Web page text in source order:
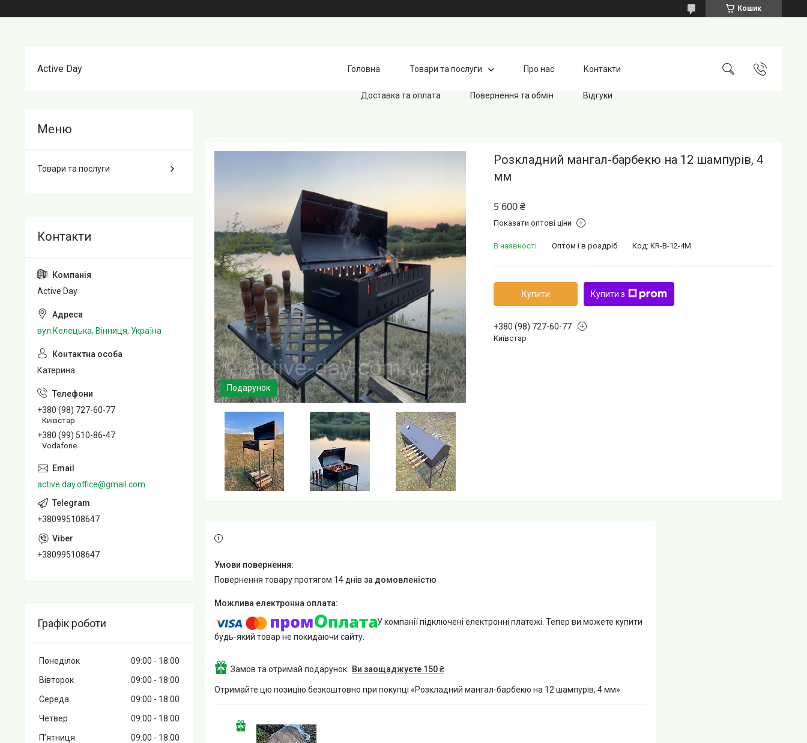
Кошик
Active Day Головна Товари та послуги Про нас Контакти
Доставка та оплата Повернення та обмін Відгуки
Подарунок
Розкладний мангал-барбекю на 12 шампурів, 4
мм
5 600 ₴
Показати оптові ціни
В наявності Оптом і в роздріб Код: KR-B-12-4M
Купити Купити з
+380 (98) 727-60-77
Київстар
повернення товару протягом 14 днів за домовленістю
У компанії підключені електронні платежі. Тепер ви можете купити
будь-який товар не покидаючи сайту.
Замов та отримай подарунок Ви заощаджуєте 150 ₴
Отримайте цю позицію безкоштовно при покупці «Розкладний мангал-барбекю на 12 шампурів, 4 мм»
Товари та послуги
Active Day
вул.Келецька, Вінниця, Україна
Катерина
+380 (98) 727-60-77
Київстар
+380 (99) 510-86-47
Vodafone
active.day.office@gmail.com
+380995108647
+380995108647
Графік роботи
Понеділок 09:00
18:00
Вівторок
09:00
18:00
Середа
09:00
18:00
Четвер
09:00
18:00
Пʼятниця
09:00
18:00